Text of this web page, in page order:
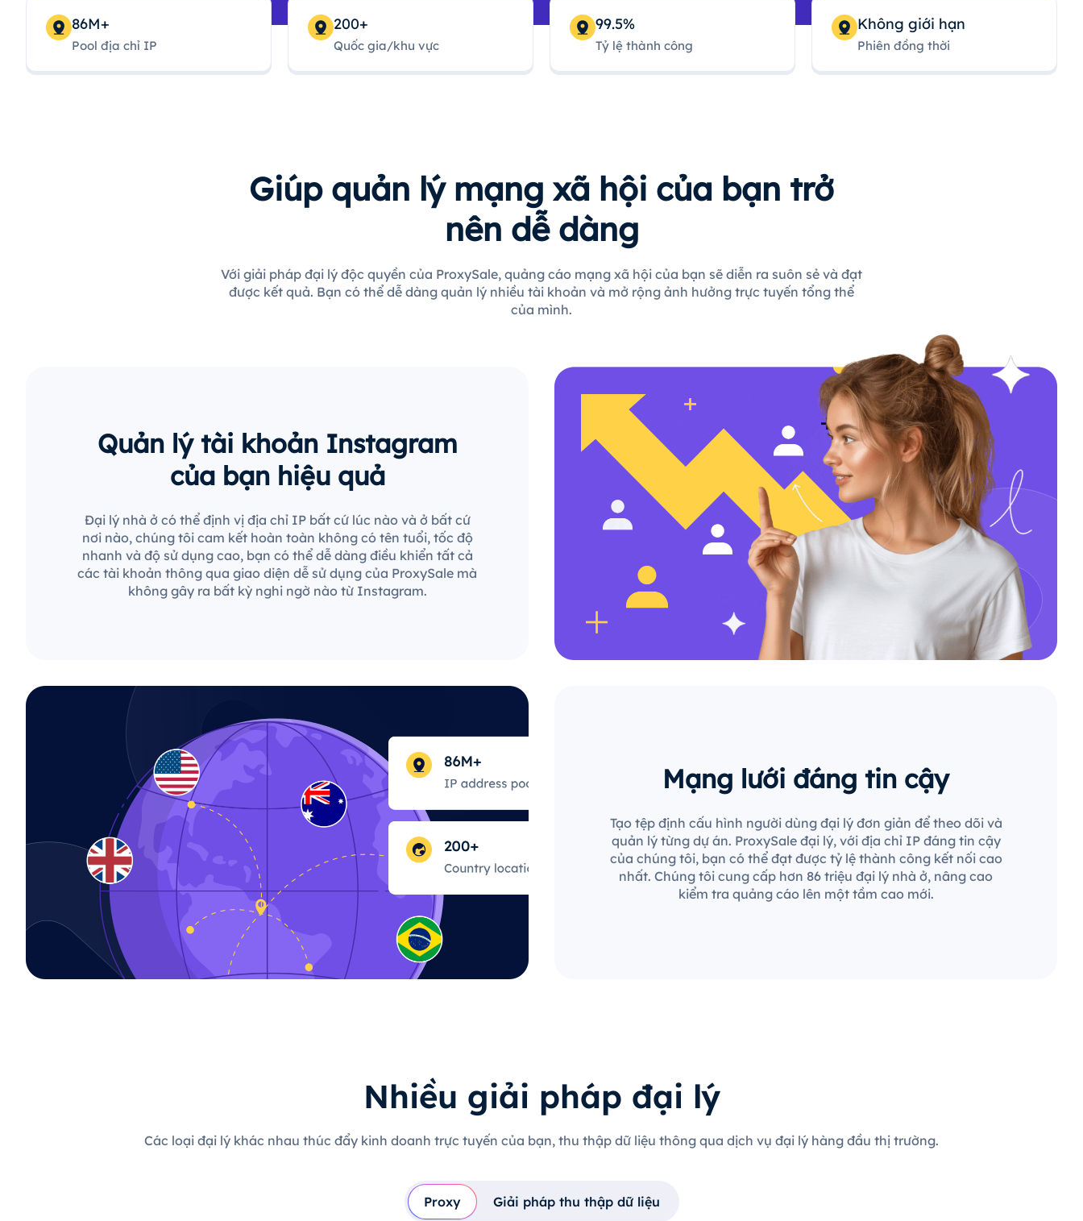
86M+
Pool địa chỉ IP
200+
Quốc gia/khu vực
99.5%
Tỷ lệ thành công
Không giới hạn
Phiên đồng thời
Giúp quản lý mạng xã hội của bạn trở
nên dễ dàng
Với giải pháp đại lý độc quyền của ProxySale, quảng cáo mạng xã hội của bạn sẽ diễn ra suôn sẻ và đạt
được kết quả. Bạn có thể dễ dàng quản lý nhiều tài khoản và mở rộng ảnh hưởng trực tuyến tổng thể
của mình.
Quản lý tài khoản Instagram
của bạn hiệu quả
Đại lý nhà ở có thể định vị địa chỉ IP bất cứ lúc nào và ở bất cứ
nơi nào, chúng tôi cam kết hoàn toàn không có tên tuổi, tốc độ
nhanh và độ sử dụng cao, bạn có thể dễ dàng điều khiển tất cả
các tài khoản thông qua giao diện dễ sử dụng của ProxySale mà
không gây ra bất kỳ nghi ngờ nào từ Instagram.
Mạng lưới đáng tin cậy
Tạo tệp định cấu hình người dùng đại lý đơn giản để theo dõi và
quản lý từng dự án. ProxySale đại lý, với địa chỉ IP đáng tin cậy
của chúng tôi, bạn có thể đạt được tỷ lệ thành công kết nối cao
nhất. Chúng tôi cung cấp hơn 86 triệu đại lý nhà ở, nâng cao
kiểm tra quảng cáo lên một tầm cao mới.
Nhiều giải pháp đại lý
Các loại đại lý khác nhau thúc đẩy kinh doanh trực tuyến của bạn, thu thập dữ liệu thông qua dịch vụ đại lý hàng đầu thị trường.
Proxy Giải pháp thu thập dữ liệu